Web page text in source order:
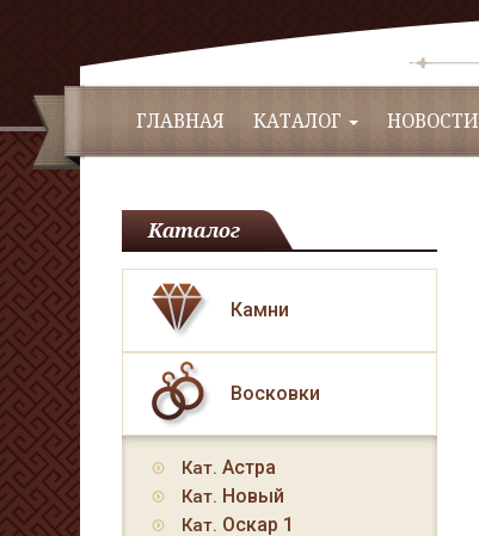
ГЛАВНАЯ КАТАЛОГ НОВОСТИ
Каталог
Камни
Восковки
Кат. Астра
Кат. Новый
Кат. Оскар 1